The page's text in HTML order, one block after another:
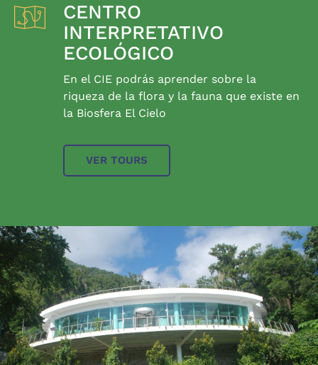
CENTRO
INTERPRETATIVO
ECOLÓGICO
En el CIE podrás aprender sobre la
riqueza de la flora y la fauna que existe en
la Biosfera El Cielo
VER TOURS